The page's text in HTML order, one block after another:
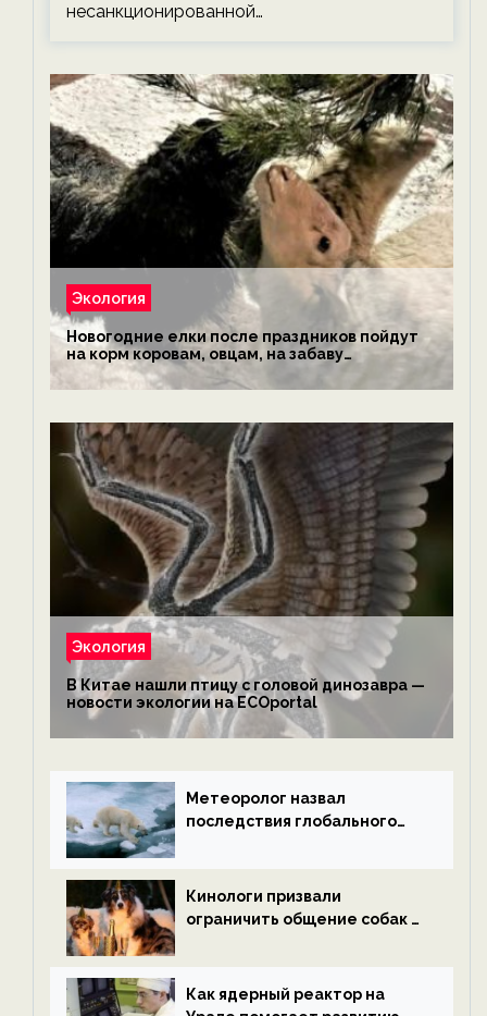
несанкционированной…
Экология
Новогодние елки после праздников пойдут
на корм коровам, овцам, на забаву
обезьянам, львам и леопардам — новости
экологии на ECOportal
Экология
В Китае нашли птицу с головой динозавра —
новости экологии на ECOportal
Метеоролог назвал
последствия глобального
ECOportal
Кинологи призвали
ограничить общение собак с
ECOportal
Как ядерный реактор на